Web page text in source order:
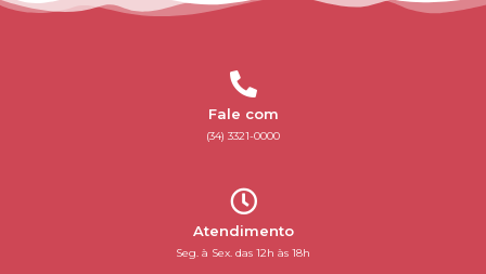
Fale com
(34) 3321-0000
Atendimento
Seg. à Sex. das 12h às 18h